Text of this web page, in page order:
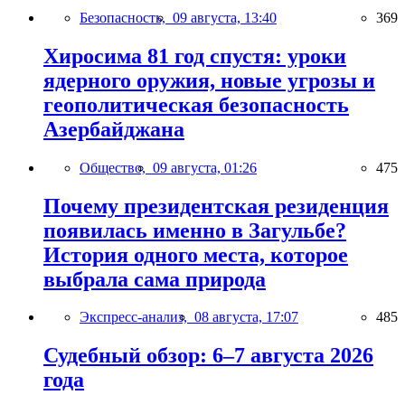
Безопасность, 09 августа, 13:40 369
Хиросима 81 год спустя: уроки
ядерного оружия, новые угрозы и
геополитическая безопасность
Азербайджана
Общество, 09 августа, 01:26 475
Почему президентская резиденция
появилась именно в Загульбе?
История одного места, которое
выбрала сама природа
Экспресс-анализ, 08 августа, 17:07 485
Судебный обзор: 6–7 августа 2026
года